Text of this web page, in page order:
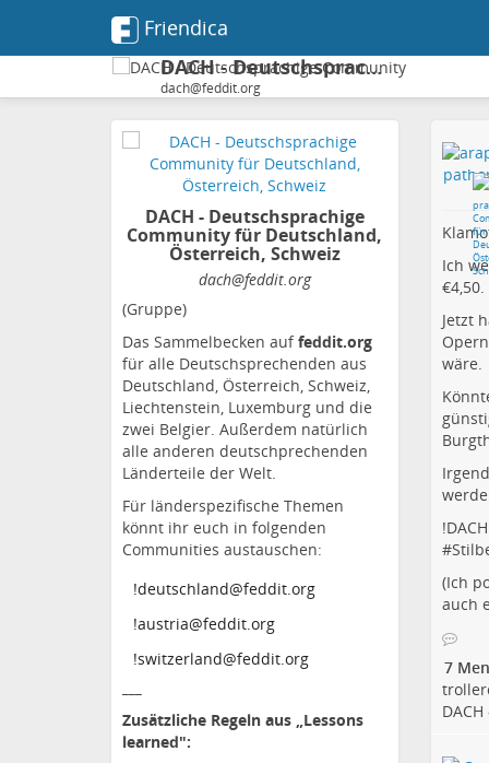
Friendica
DACH - Deutschsprachige Community für Deutschland, Österreich, Schweiz
dach@feddit.org
DACH - Deutschsprachige
Community für Deutschland,
Österreich, Schweiz
dach@feddit.org
(Gruppe)
Das Sammelbecken auffeddit.org
für alle Deutschsprechenden aus
Deutschland, Österreich, Schweiz,
Liechtenstein, Luxemburg und die
zwei Belgier. Außerdem natürlich
alle anderen deutschprechenden
Länderteile der Welt.
Für länderspezifische Themen
könnt ihr euch in folgenden
Communities austauschen:
!deutschland@feddit.org
!austria@feddit.org
!switzerland@feddit.org
Zusätzliche Regeln aus „Lessons
learned":
Ich
€4,50.
Jetzt
wäre.
!
#
(Ich
auch
7